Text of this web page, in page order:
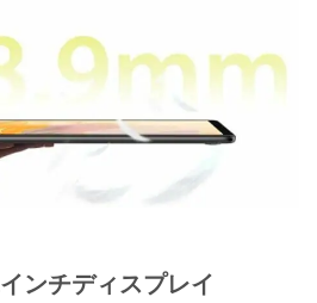
ンチディスプレイ